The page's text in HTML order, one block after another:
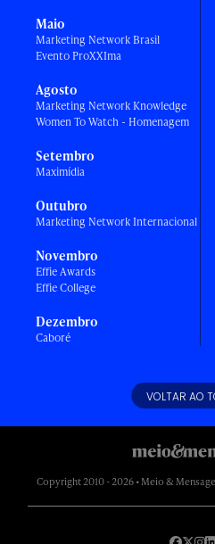
Maio
Marketing Network Brasil
Evento ProXXIma
Agosto
Marketing Network Knowledge
Women To Watch - Homenagem
Setembro
Maximídia
Outubro
Marketing Network Internacional
Novembro
Effie Awards
Effie College
Dezembro
Caboré
VOLTAR AO
Copyright 2010 - 2026 • Meio &